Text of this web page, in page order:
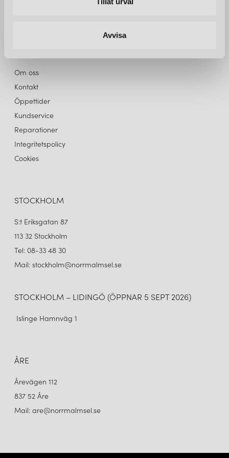
Avvisa
belysning. Välkommen in!
Om oss
Kontakt
Öppettider
Kundservice
Reparationer
Integritetspolicy
Cookies
STOCKHOLM
S:t Eriksgatan 87
113 32 Stockholm
Tel: 08-33 48 30
Mail: stockholm@norrmalmsel.se
STOCKHOLM – LIDINGÖ (ÖPPNAR 5 SEPT 2026)
Islinge Hamnväg 1
ÅRE
Årevägen 112
837 52 Åre
Mail: are@norrmalmsel.se